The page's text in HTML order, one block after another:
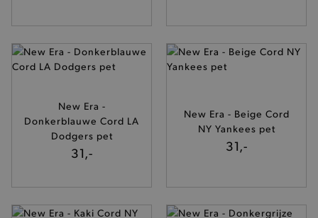
New Era -
Donkerblauwe Cord LA
Dodgers pet
31,-
New Era - Beige Cord
NY Yankees pet
31,-